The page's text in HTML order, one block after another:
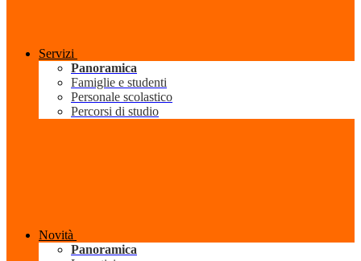
Servizi
Panoramica
Famiglie e studenti
Personale scolastico
Percorsi di studio
Novità
Panoramica